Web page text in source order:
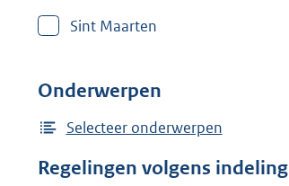
w
d
e
f
Sint Maarten
Onderwerpen
Selecteer onderwerpen
Regelingen volgens indeling